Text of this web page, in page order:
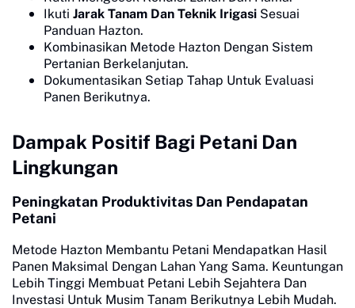
Ikuti Jarak Tanam Dan Teknik Irigasi Sesuai
Panduan Hazton.
Kombinasikan Metode Hazton Dengan Sistem
Pertanian Berkelanjutan.
Dokumentasikan Setiap Tahap Untuk Evaluasi
Panen Berikutnya.
Dampak Positif Bagi Petani Dan
Lingkungan
Peningkatan Produktivitas Dan Pendapatan
Petani
Metode Hazton Membantu Petani Mendapatkan Hasil
Panen Maksimal Dengan Lahan Yang Sama. Keuntungan
Lebih Tinggi Membuat Petani Lebih Sejahtera Dan
Investasi Untuk Musim Tanam Berikutnya Lebih Mudah.